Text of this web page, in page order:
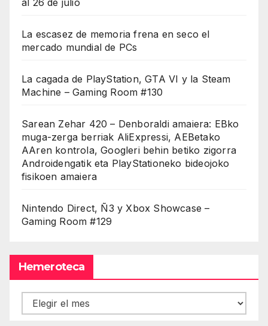
al 26 de julio
La escasez de memoria frena en seco el
mercado mundial de PCs
La cagada de PlayStation, GTA VI y la Steam
Machine – Gaming Room #130
Sarean Zehar 420 – Denboraldi amaiera: EBko
muga-zerga berriak AliExpressi, AEBetako
AAren kontrola, Googleri behin betiko zigorra
Androidengatik eta PlayStationeko bideojoko
fisikoen amaiera
Nintendo Direct, Ñ3 y Xbox Showcase –
Gaming Room #129
Hemeroteca
Hemeroteca